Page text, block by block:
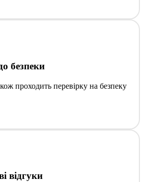
безпеки
проходить перевірку на безпеку
відгуки